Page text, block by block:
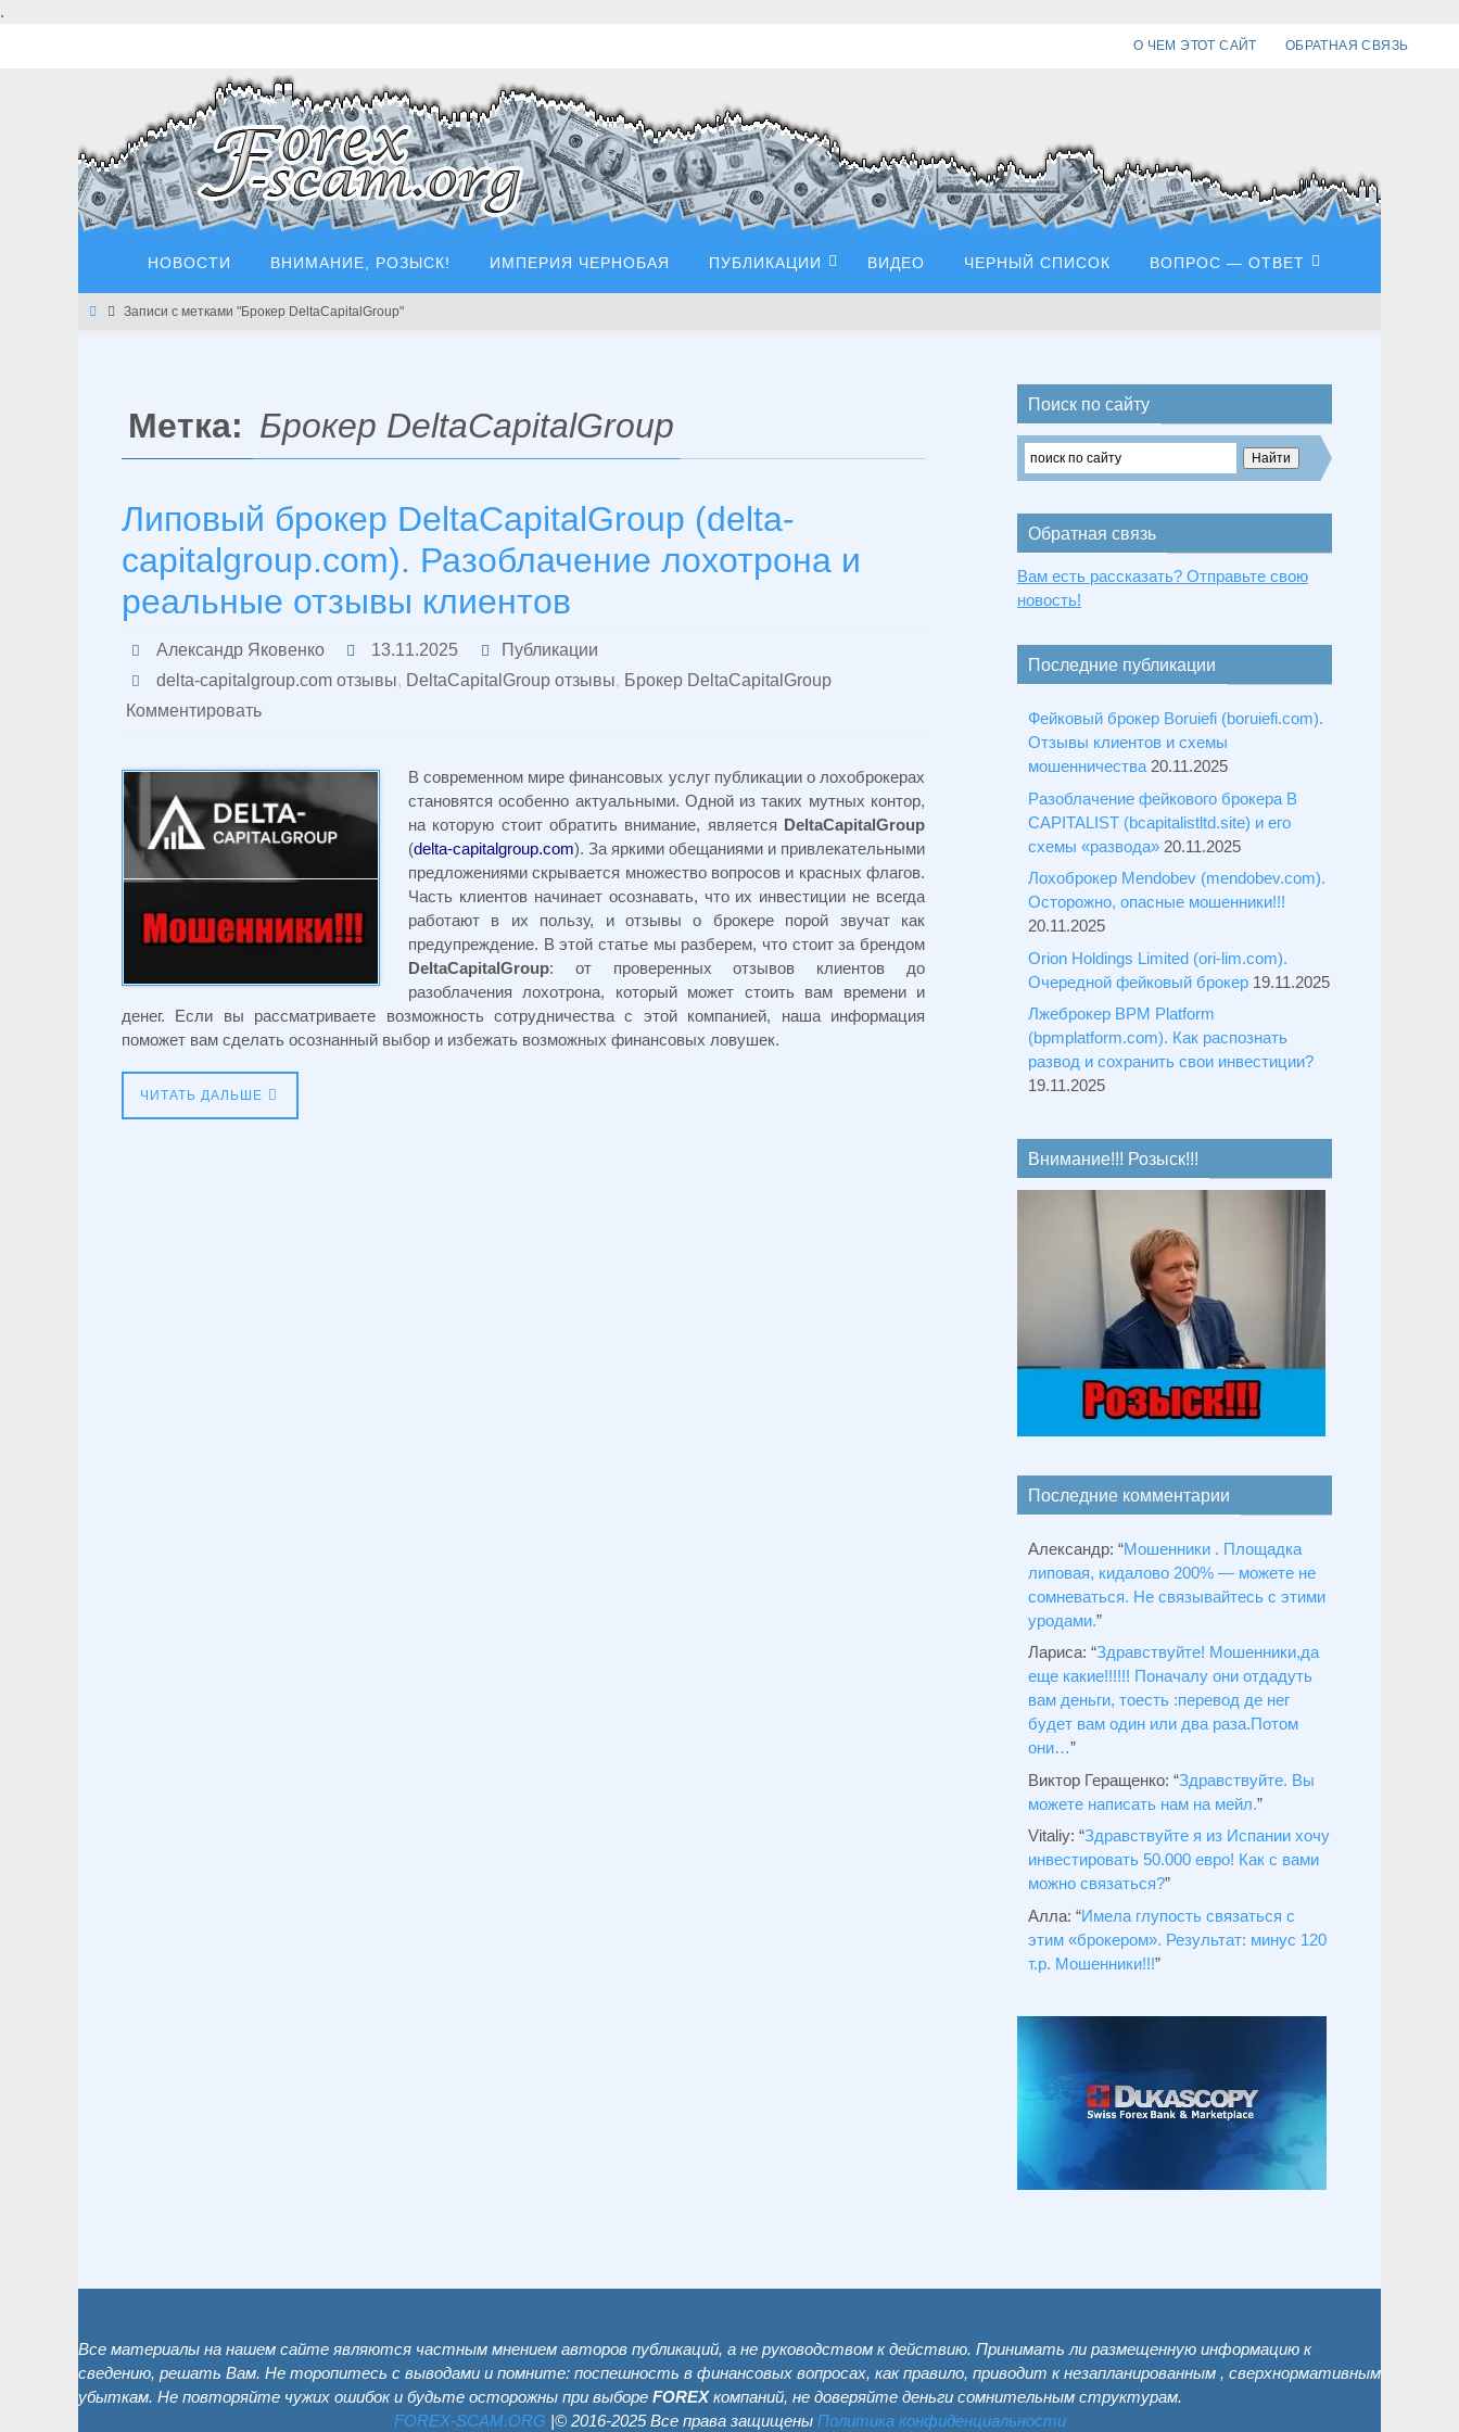
.
О ЧЕМ ЭТОТ САЙТ ОБРАТНАЯ СВЯЗЬ
НОВОСТИ ВНИМАНИЕ, РОЗЫСК! ИМПЕРИЯ ЧЕРНОБАЯ ПУБЛИКАЦИИ ВИДЕО ЧЕРНЫЙ СПИСОК ВОПРОС — ОТВЕТ
Главная
Записи с метками "Брокер DeltaCapitalGroup"
Метка: Брокер DeltaCapitalGroup
Липовый брокер DeltaCapitalGroup (delta-
capitalgroup.com). Разоблачение лохотрона и
реальные отзывы клиентов
Александр Яковенко 13.11.2025
Публикации
delta-capitalgroup.com отзывы, DeltaCapitalGroup отзывы, Брокер DeltaCapitalGroup
Комментировать
В современном мире финансовых услуг публикации о лохоброкерах
становятся особенно актуальными. Одной из таких мутных контор,
на которую стоит обратить внимание, является DeltaCapitalGroup
(delta-capitalgroup.com). За яркими обещаниями и привлекательными
предложениями скрывается множество вопросов и красных флагов.
Часть клиентов начинает осознавать, что их инвестиции не всегда
работают в их пользу, и отзывы о брокере порой звучат как
предупреждение. В этой статье мы разберем, что стоит за брендом
DeltaCapitalGroup: от проверенных отзывов клиентов до
разоблачения лохотрона, который может стоить вам времени и
денег. Если вы рассматриваете возможность сотрудничества с этой компанией, наша информация
поможет вам сделать осознанный выбор и избежать возможных финансовых ловушек.
ЧИТАТЬ ДАЛЬШЕ
Поиск по сайту
Обратная связь
Вам есть рассказать? Отправьте свою
новость!
Последние публикации
Фейковый брокер Boruiefi (boruiefi.com).
Отзывы клиентов и схемы
мошенничества 20.11.2025
Разоблачение фейкового брокера B
CAPITALIST (bcapitalistltd.site) и его
схемы «развода» 20.11.2025
Лохоброкер Mendobev (mendobev.com).
Осторожно, опасные мошенники!!!
20.11.2025
Orion Holdings Limited (ori-lim.com).
Очередной фейковый брокер 19.11.2025
Лжеброкер BPM Platform
(bpmplatform.com). Как распознать
развод и сохранить свои инвестиции?
19.11.2025
Внимание!!! Розыск!!!
Последние комментарии
Александр: “Мошенники . Площадка
липовая, кидалово 200% — можете не
сомневаться. Не связывайтесь с этими
уродами.”
Лариса: “Здравствуйтe! Мошенники,да
еще какие!!!!!! Поначалу они отдадуть
вам деньги, тоесть :перевод де нег
будет вам один или два раза.Потом
они…”
Виктор Геращенко: “Здравствуйте. Вы
можете написать нам на мейл.”
Vitaliy: “Здравствуйте я из Испании хочу
инвестировать 50.000 евро! Как с вами
можно связаться?”
Алла: “Имела глупость связаться с
этим «брокером». Результат: минус 120
т.р. Мошенники!!!”
Все материалы на нашем сайте являются частным мнением авторов публикаций, а не руководством к действию. Принимать ли размещенную информацию к
сведению, решать Вам. Не торопитесь с выводами и помните: поспешность в финансовых вопросах, как правило, приводит к незапланированным , сверхнормативным
убыткам. Не повторяйте чужих ошибок и будьте осторожны при выборе FOREXкомпаний, не доверяйте деньги сомнительным структурам.
FOREX-SCAM.ОRG |© 2016-2025 Все права защищены Политика конфиденциальности